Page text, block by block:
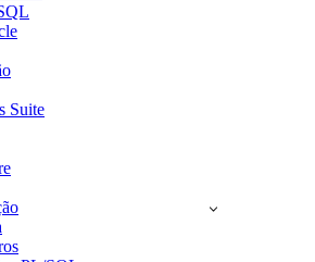
Suite